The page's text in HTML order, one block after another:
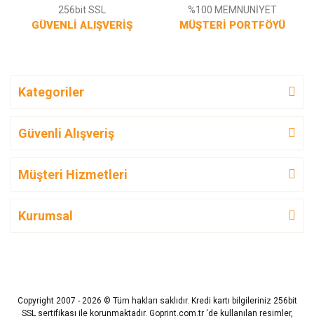
256bit SSL
GÜVENLİ ALIŞVERİŞ
%100 MEMNUNİYET
MÜŞTERİ PORTFÖYÜ
Kategoriler
Güvenli Alışveriş
Müşteri Hizmetleri
Kurumsal
Copyright 2007 - 2026 © Tüm hakları saklıdır. Kredi kartı bilgileriniz 256bit
SSL sertifikası ile korunmaktadır. Goprint.com.tr ‘de kullanılan resimler,